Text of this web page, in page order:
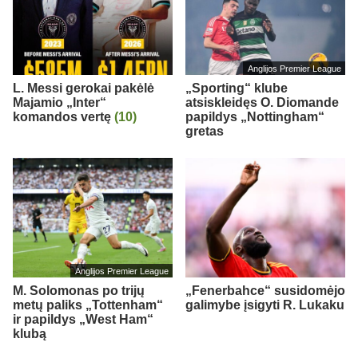
L. Messi gerokai pakėlė
Majamio „Inter“
komandos vertę (10)
Anglijos Premier League
„Sporting“ klube
atsiskleidęs O. Diomande
papildys „Nottingham“
gretas
Anglijos Premier League
M. Solomonas po trijų
metų paliks „Tottenham“
ir papildys „West Ham“
klubą
„Fenerbahce“ susidomėjo
galimybe įsigyti R. Lukaku